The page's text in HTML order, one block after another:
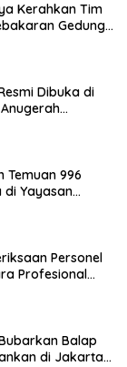
Kerahkan Tim
Gedung
Dibuka di
Temuan 996
di Yayasan
Personel
Profesional
Balap
di Jakarta